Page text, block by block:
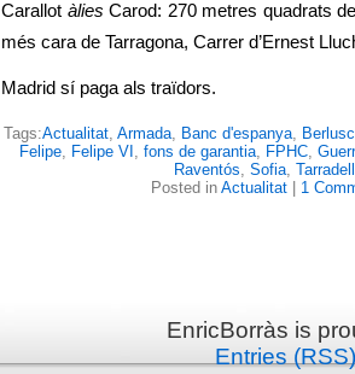
Carallot àlies Carod: 270 metres quadrats
més cara de Tarragona, Carrer d’Ernest
Madrid sí paga als traïdors.
Tags:Actualitat, Armada, Banc d'espanya,
Felipe, Felipe VI , fons de garantia, FPHC,
Raventós, Sofia,
Posted in Actualitat 1
EnricBorràs is
Entries (RSS)